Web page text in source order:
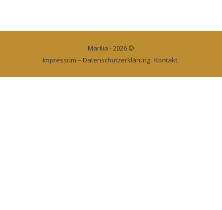
Marilia - 2026 ©
Impressum – Datenschutzerklärung Kontakt